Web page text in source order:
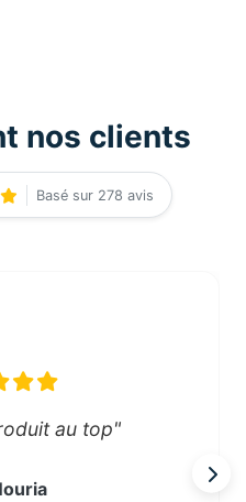
nos clients
Basé sur 278 avis
au top"